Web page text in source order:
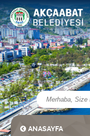
ANASAYFA